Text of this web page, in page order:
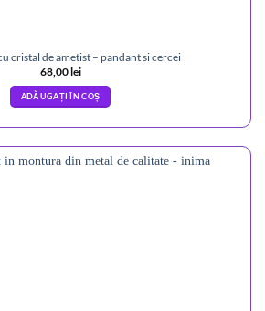
cristal de ametist – pandant si cercei
68,00lei
ADĂUGAȚI ÎN COȘ